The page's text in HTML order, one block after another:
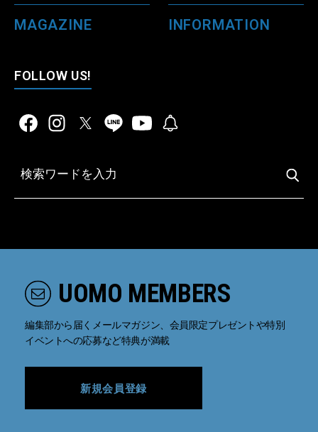
MAGAZINE INFORMATION
FOLLOW US!
UOMO MEMBERS
編集部から届くメールマガジン、会員限定プレゼントや特別
イベントへの応募など特典が満載
新規会員登録